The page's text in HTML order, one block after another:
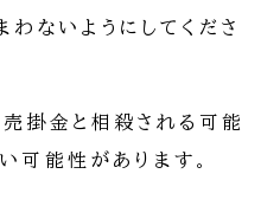
わないようにしてくださ
掛金と相殺される可能
可能性があります。